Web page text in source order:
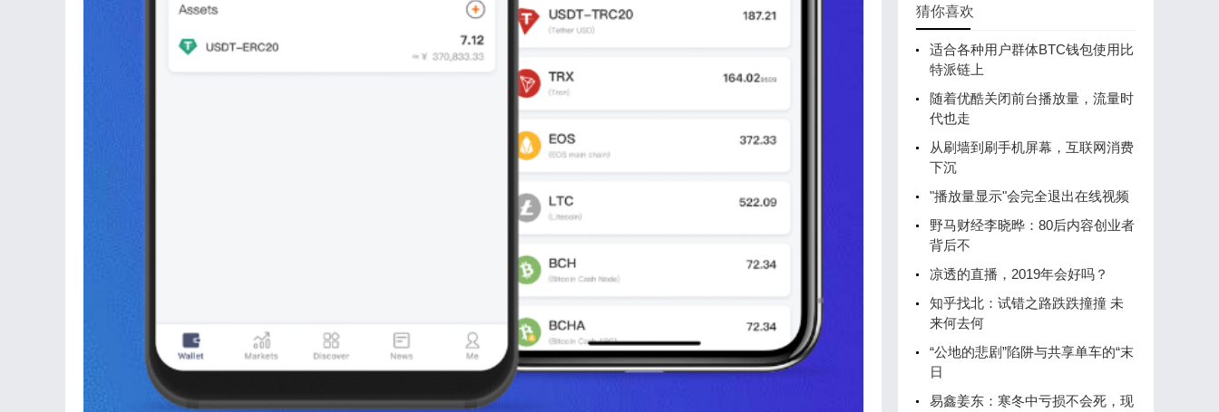
猜你喜欢
适合各种用户群体BTC钱包使用比
特派链上
随着优酷关闭前台播放量，流量时
代也走
从刷墙到刷手机屏幕，互联网消费
下沉
"播放量显示"会完全退出在线视频
野马财经李晓晔：80后内容创业者
背后不
凉透的直播，2019年会好吗？
知乎找北：试错之路跌跌撞撞 未
来何去何
“公地的悲剧”陷阱与共享单车的“末
日
易鑫姜东：寒冬中亏损不会死，现